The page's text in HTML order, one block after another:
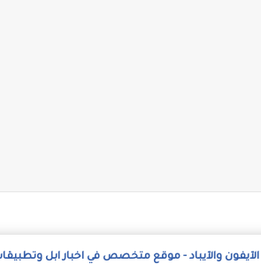
والآيباد - موقع متخصص في اخبار ابل